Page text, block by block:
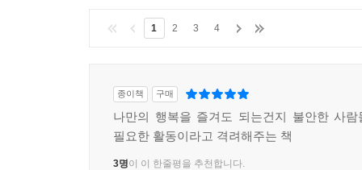
1 2 3 4
종이책 구매
나만의 행복을 즐겨도 되는건지 불안한 사람
필요한 활동이라고 격려해주는 책
3명이 이 한줄평을 추천합니다.